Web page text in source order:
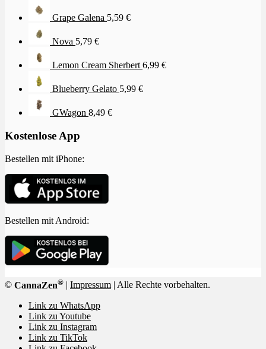
Grape Galena 5,59 €
Nova 5,79 €
Lemon Cream Sherbert 6,99 €
Blueberry Gelato 5,99 €
GWagon 8,49 €
Kostenlose App
Bestellen mit iPhone:
Bestellen mit Android:
© CannaZen® Impressum | Alle Rechte vorbehalten.
Link zu WhatsApp
Link zu Youtube
Link zu Instagram
Link zu TikTok